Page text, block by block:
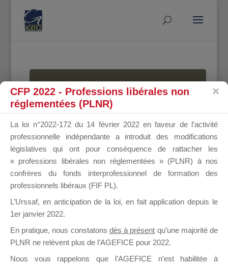
MALLETTE
DU
DIRIGEANT
Groupe Public
il y a un mois
CFP 2022 - Professions libérales non
réglementées (PLNR)
La loi n°2022-172 du 14 février 2022 en faveur de l’activité
professionnelle indépendante a introduit des modifications
législatives qui ont pour conséquence de rattacher les
« professions libérales non réglementées » (PLNR) à nos
confrères du fonds interprofessionnel de formation des
professionnels libéraux (FIF PL).
L’Urssaf, en anticipation de la loi, en fait application depuis le
1er janvier 2022.
En pratique, nous constatons dès à présent qu’une majorité de
PLNR ne relèvent plus de l’AGEFICE pour 2022.
Nous vous rappelons que l’AGEFICE n’est habilitée à